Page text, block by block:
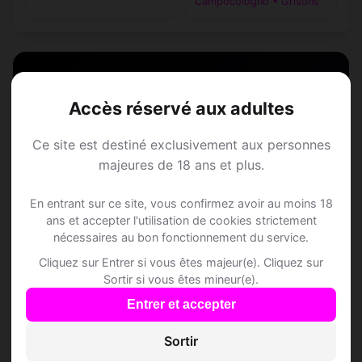
Accès réservé aux adultes
Ce site est destiné exclusivement aux personnes
majeures de 18 ans et plus.
En entrant sur ce site, vous confirmez avoir au moins 18
ans et accepter l'utilisation de cookies strictement
nécessaires au bon fonctionnement du service.
Cliquez sur Entrer si vous êtes majeur(e). Cliquez sur
Sortir si vous êtes mineur(e).
Entrer et accepter
Sortir
Speed Dating à
Campocologno
des alentours !
S'inscrire gratuitement